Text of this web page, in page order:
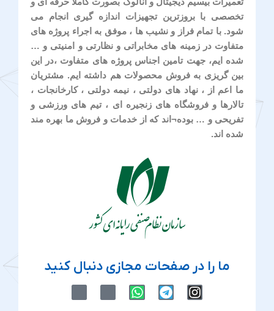
تخصصی با بروزترین تجهیزات اندازه گیری انجام می
شود. با تمام فراز و نشیب ها ، موفق به اجراء پروژه های
متفاوت در زمینه های مخابراتی و نظارتی و امنیتی و …
شده ایم، جهت تامین اجناس پروژه های متفاوت ،در این
بین گریزی به فروش محصولات هم داشته ایم. مشتریان
ما اعم از ، نهاد های دولتی ، نیمه دولتی ، کارخانجات ،
تالارها و فروشگاه های زنجیره ای ، تیم های ورزشی و
تفریحی و … بوده¬اند که از خدمات و فروش ما بهره مند
شده اند.
ما را در صفحات مجازی دنبال کنید
n
e
h